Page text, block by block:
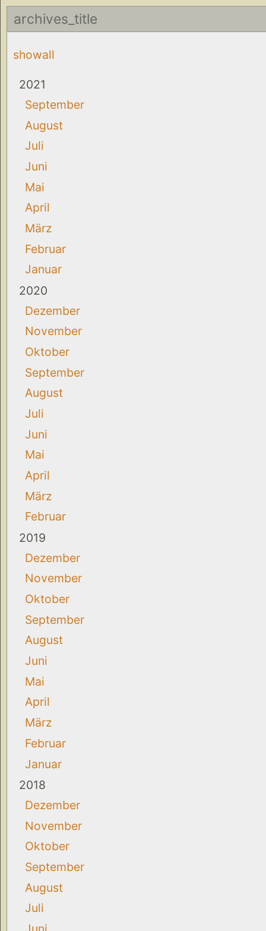
archives_title
showall
2021
September
August
Juli
Juni
Mai
April
März
Februar
Januar
2020
Dezember
November
Oktober
September
August
Juli
Juni
Mai
April
März
Februar
2019
Dezember
November
Oktober
September
August
Juni
Mai
April
März
Februar
Januar
2018
Dezember
November
Oktober
September
August
Juli